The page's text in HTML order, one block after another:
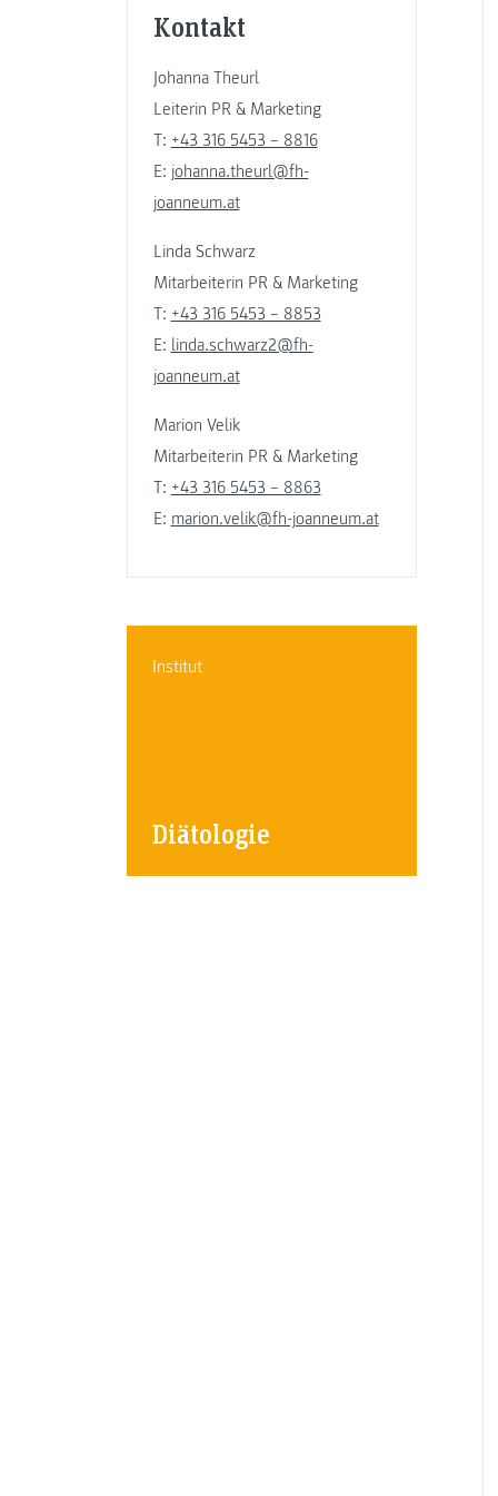
Kontakt
Johanna Theurl
Leiterin PR & Marketing
T: +43 316 5453 – 8816
E: johanna.theurl@fh-
joanneum.at
Linda Schwarz
Mitarbeiterin PR & Marketing
T: +43 316 5453 – 8853
E: linda.schwarz2@fh-
joanneum.at
Marion Velik
Mitarbeiterin PR & Marketing
T: +43 316 5453 – 8863
E: marion.velik@fh-joanneum.at
Institut
Diätologie